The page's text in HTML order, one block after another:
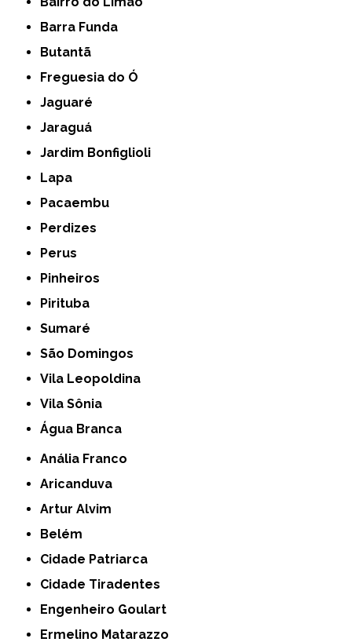
Barra Funda
Butantã
Freguesia do Ó
Jaguaré
Jaraguá
Jardim Bonfiglioli
Lapa
Pacaembu
Perdizes
Perus
Pinheiros
Pirituba
Sumaré
São Domingos
Vila Leopoldina
Vila Sônia
Água Branca
Anália Franco
Aricanduva
Artur Alvim
Belém
Cidade Patriarca
Cidade Tiradentes
Engenheiro Goulart
Ermelino Matarazzo